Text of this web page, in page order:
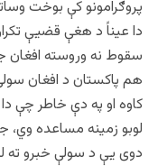
پروګرامونو کې بوخت
دا عیناً د هغې قضیې
سقوط نه وروسته
هم پاکستان د افغان
کاوه او په دې خاطر چې
لوبو زمینه مساعده
دوی یې د سولې خبرو ته